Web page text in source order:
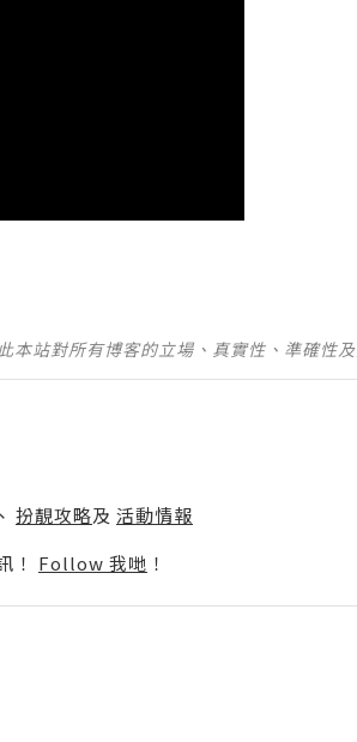
站對所有博客的立場、真實性、準確性
扮靚攻略及 活動情報
！ Follow 我哋 ！